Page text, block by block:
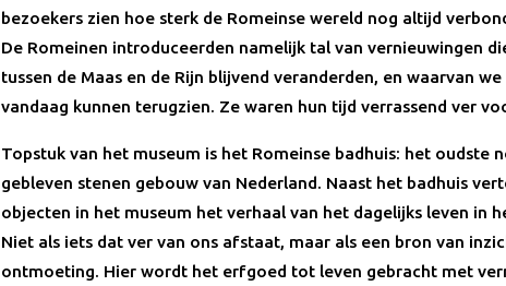
bezoekers zien hoe sterk de Romeinse wereld nog altijd
De Romeinen introduceerden namelijk tal van vernieuwingen
tussen de Maas en de Rijn blijvend veranderden, en waarvan
vandaag kunnen terugzien. Ze waren hun tijd verrassend ver
Topstuk van het museum is het Romeinse badhuis: het oudste
gebleven stenen gebouw van Nederland. Naast het badhuis
objecten in het museum het verhaal van het dagelijks leven in
Niet als iets dat ver van ons afstaat, maar als een bron van
ontmoeting. Hier wordt het erfgoed tot leven gebracht met